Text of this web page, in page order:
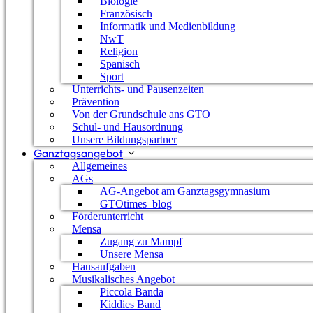
Französisch
Informatik und Medienbildung
NwT
Religion
Spanisch
Sport
Unterrichts- und Pausenzeiten
Prävention
Von der Grundschule ans GTO
Schul- und Hausordnung
Unsere Bildungspartner
Ganztagsangebot
Allgemeines
AGs
AG-Angebot am Ganztagsgymnasium
GTOtimes_blog
Förderunterricht
Mensa
Zugang zu Mampf
Unsere Mensa
Hausaufgaben
Musikalisches Angebot
Piccola Banda
Kiddies Band
Pressestimmen zum Umzug ins neue